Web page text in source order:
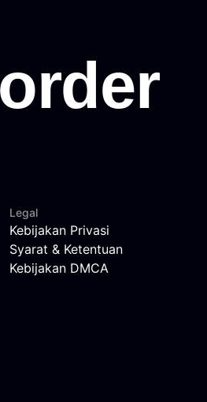
Legal
Kebijakan Privasi
Syarat & Ketentuan
Kebijakan DMCA